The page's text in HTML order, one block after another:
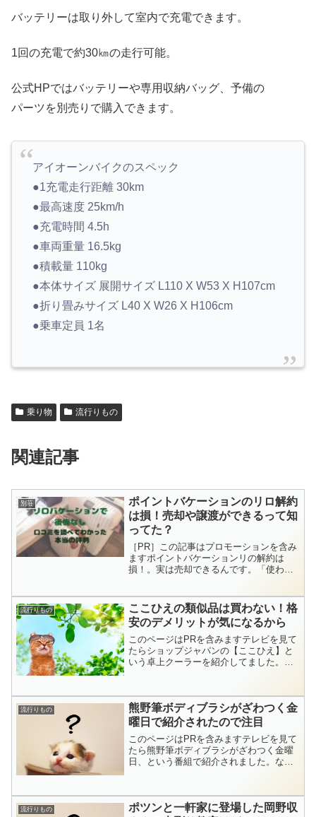
バッテリーは取り外して室内で充電できます。
1回の充電で約30㎞の走行可能。
公式HPではバッテリーや専用収納バッグ、予備の
パーツを別売りで購入できます。
アイオーンバイクのスペック
●1充電走行距離 30km
●最高速度 25km/h
●充電時間 4.5h
●車両重量 16.5kg
●積載量 110kg
●本体サイズ 展開サイズ L110 X W53 X H107cm
●折り畳みサイズ L40 X W26 X H106cm
●乗車定員 1名
乗り物 流行りもの
関連記事
別荘
ポイントバケーションのリロ解約
は損！売却や譲渡ができるって知
ってた？
［PR］この記事はプロモーションを含み
ますポイントバケーションリの解約は
損！。実は売却できるんです。「使わな
紹介。スポンサードリンク (adsbygoogle
= wi...
流行りもの
ここひえの類似品は買わない！格
安のデメリットが気になるから
このページはPRを含みますテレビを見て
たらショップジャパンの【ここひえ】と
いう卓上クーラーを紹介してました。小
デル【ここひえr4】が登場してバージョ
ンアップ2019年に...
流行りもの
熊野筆ボディブラシがざわつく金
曜日で紹介されたので注目
このページはPRを含みますテレビを見て
たら熊野筆ボディブラシがざわつく金曜
日、という番組で紹介されました。なん
もの。見た目は、長い柄付きタイプで使
いやすそう。熊野筆とい...
流行りもの
ポツンと一軒家に登場した岡野収